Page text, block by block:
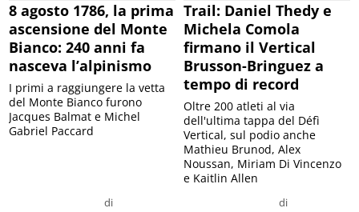
8 agosto 1786, la prima
ascensione del Monte
Bianco: 240 anni fa
nasceva l’alpinismo
di
I primi a raggiungere la vetta
del Monte Bianco furono
Jacques Balmat e Michel
Gabriel Paccard
Trail: Daniel Thedy e
Michela Comola
firmano il Vertical
Brusson-Bringuez a
tempo di record
di
Oltre 200 atleti al via
dell'ultima tappa del Défì
Vertical, sul podio anche
Mathieu Brunod, Alex
Noussan, Miriam Di Vincenzo
e Kaitlin Allen